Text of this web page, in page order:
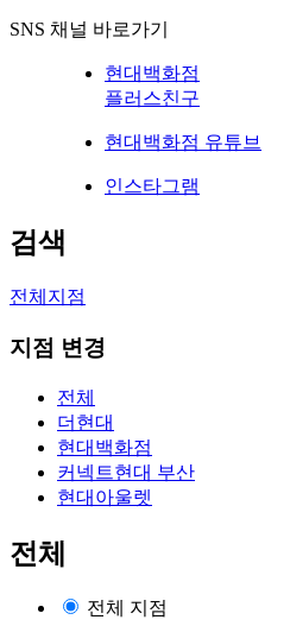
SNS 채널 바로가기
현대백화점
플러스친구
현대백화점 유튜브
인스타그램
검색
전체지점
지점 변경
전체
더현대
현대백화점
커넥트현대 부산
현대아울렛
전체
전체 지점